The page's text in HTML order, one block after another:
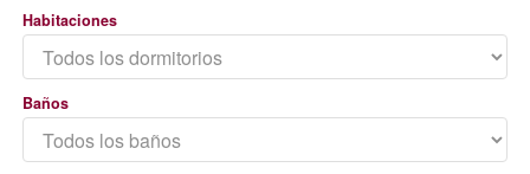
Habitaciones
Baños